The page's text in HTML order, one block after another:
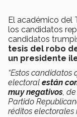
El académico del
los candidatos
candidatos
tesis del robo
un presidente
“Estos
electoral están
muy negativos,
Partido
réditos electorales